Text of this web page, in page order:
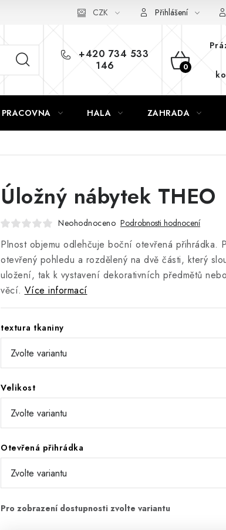
CZK Přihlášení
+420 734 533
146
PRACOVNA HALA ZAHRADA
Úložný nábytek THEO
Neohodnoceno Podrobnosti hodnocení
Plnost objemu odlehčuje boční otevřená přihrádka.
otevřený pohledu a rozdělený na dvě části, který
uložení, tak k vystavení dekorativních předmětů
věcí. Více informací
textura tkaniny
Velikost
Otevřená přihrádka